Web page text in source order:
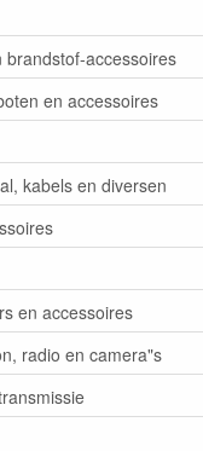
brandstof-accessoires
en accessoires
kabels en diversen
en accessoires
radio en camera"s